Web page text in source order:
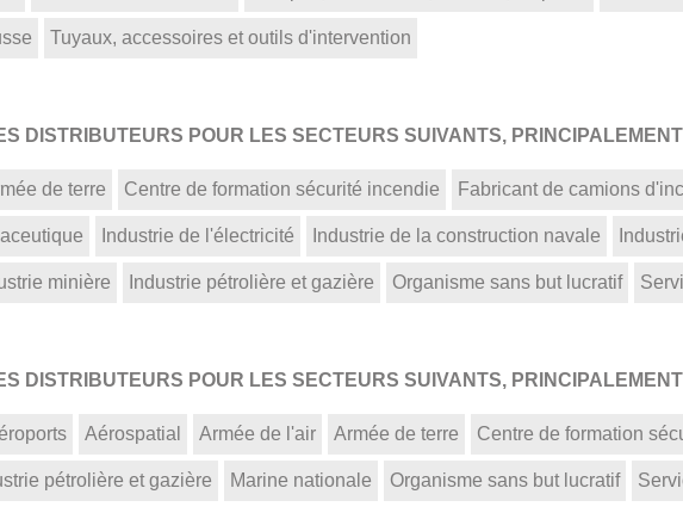
Tuyaux, accessoires et outils d'intervention
DISTRIBUTEURS POUR LES SECTEURS SUIVANTS,
de terre Centre de formation sécurité incendie Fabricant de camions
Industrie de l'électricité Industrie de la construction navale
minière Industrie pétrolière et gazière Organisme sans but lucratif
DISTRIBUTEURS POUR LES SECTEURS SUIVANTS,
Aérospatial Armée de l'air Armée de terre Centre de formation
pétrolière et gazière Marine nationale Organisme sans but lucratif